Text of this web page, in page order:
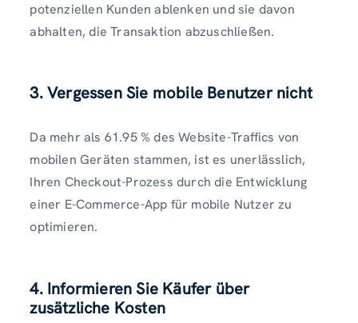
potenziellen Kunden ablenken und sie davon
abhalten, die Transaktion abzuschließen.
3. Vergessen Sie mobile Benutzer nicht
Da mehr als 61.95 % des Website-Traffics von
mobilen Geräten stammen, ist es unerlässlich,
Ihren Checkout-Prozess durch die Entwicklung
einer E-Commerce-App für mobile Nutzer zu
optimieren.
4. Informieren Sie Käufer über
zusätzliche Kosten